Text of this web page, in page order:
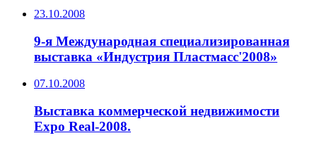
23.10.2008
9-я Международная специализированная
выставка «Индустрия Пластмасс'2008»
07.10.2008
Выставка коммерческой недвижимости
Expo Real-2008.